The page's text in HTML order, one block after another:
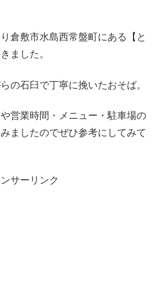
倉敷市水島西常盤町にある【と
ました。
の石臼で丁寧に挽いたおそば。
営業時間・メニュー・駐車場の
ましたのでぜひ参考にしてみて
サーリンク